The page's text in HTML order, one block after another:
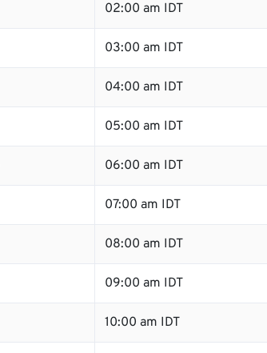
02:00 am IDT
03:00 am IDT
04:00 am IDT
05:00 am IDT
06:00 am IDT
07:00 am IDT
08:00 am IDT
09:00 am IDT
10:00 am IDT